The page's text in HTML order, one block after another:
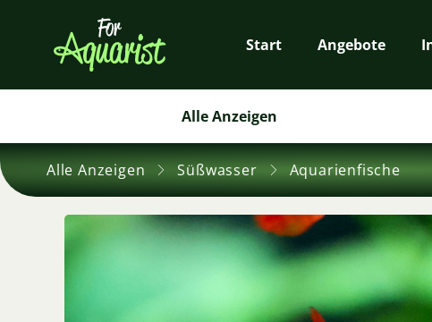
Start Angebote
Alle Anzeigen
Alle Anzeigen Süßwasser Aquarienfische